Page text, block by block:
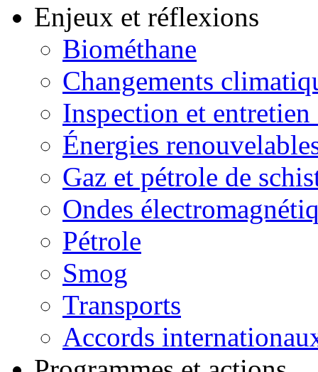
Enjeux et réflexions
Biométhane
Changements
Inspection et entretien
Énergies
Gaz et pétrole de
Ondes
Pétrole
Smog
Transports
Accords